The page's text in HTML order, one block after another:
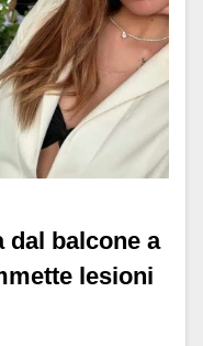
dal balcone a
lesioni